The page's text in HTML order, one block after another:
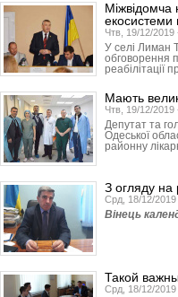
екосистеми
Чтв, 19/12/2019
У селі Лиман
обговорення
реабілітації
Мають
Чтв, 19/12/2019
Депутат та
Одеської
районну
З огляду на
Срд, 18/12/2019
Вінець
Такой
Срд, 18/12/2019